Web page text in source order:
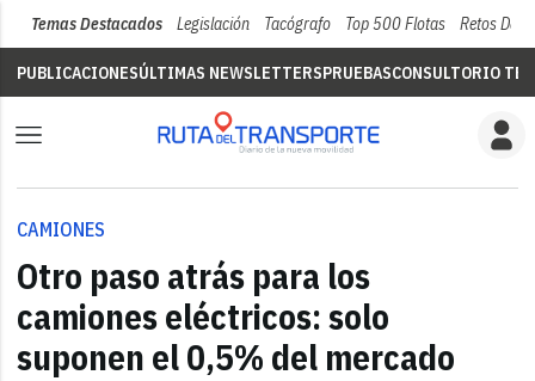
Temas Destacados Legislación Tacógrafo Top 500 Flotas Retos Del
PUBLICACIONESÚLTIMAS NEWSLETTERSPRUEBASCONSULTORIO
CAMIONES
Otro paso atrás para los
camiones eléctricos: solo
suponen el 0,5% del mercado